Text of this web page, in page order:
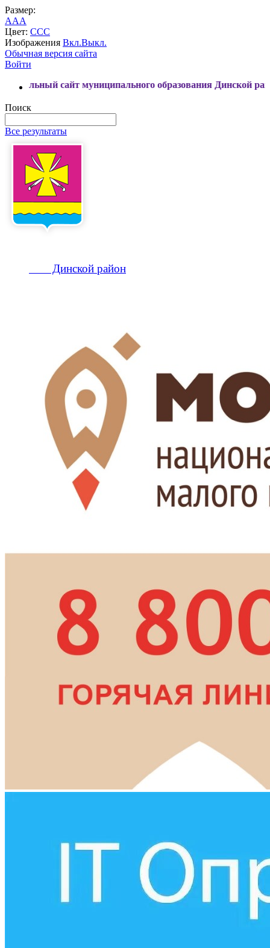
Размер:
AAA
Цвет: CCC
Изображения Вкл.Выкл.
Обычная версия сайта
Войти
муниципального образования Динской район
Поиск
Все результаты
Динской район